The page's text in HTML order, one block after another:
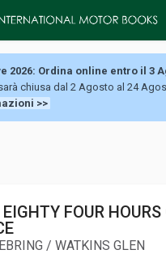
2026: Ordina online entro il 3
chiusa dal 2 Agosto al 24
>>
FOUR HOURS
/ WATKINS GLEN